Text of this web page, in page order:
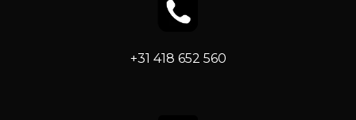
+31 418 652 560